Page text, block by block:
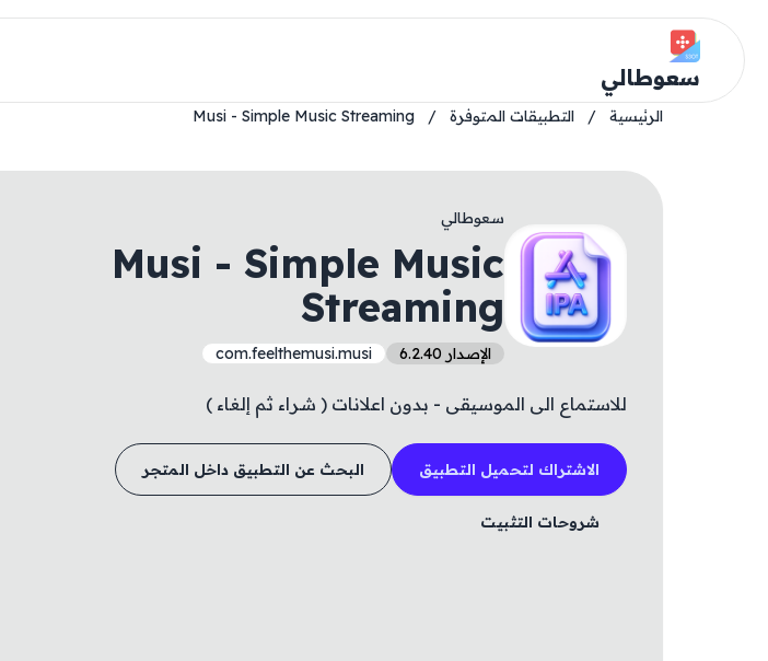
سعوطالي
الرئيسية / التطبيقات المتوفرة /
Musi - Simple Music Streaming
سعوطالي
Musi - Simple Music
Streaming
الإصدار 6.2.40 com.feelthemusi.musi
للاستماع الى الموسيقى - بدون اعلانات ( شراء ثم إلغاء )
الاشتراك لتحميل التطبيق البحث عن التطبيق داخل المتجر
شروحات التثبيت